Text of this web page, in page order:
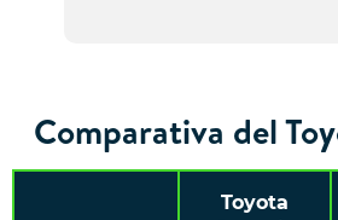
Comparativa del
Toyota